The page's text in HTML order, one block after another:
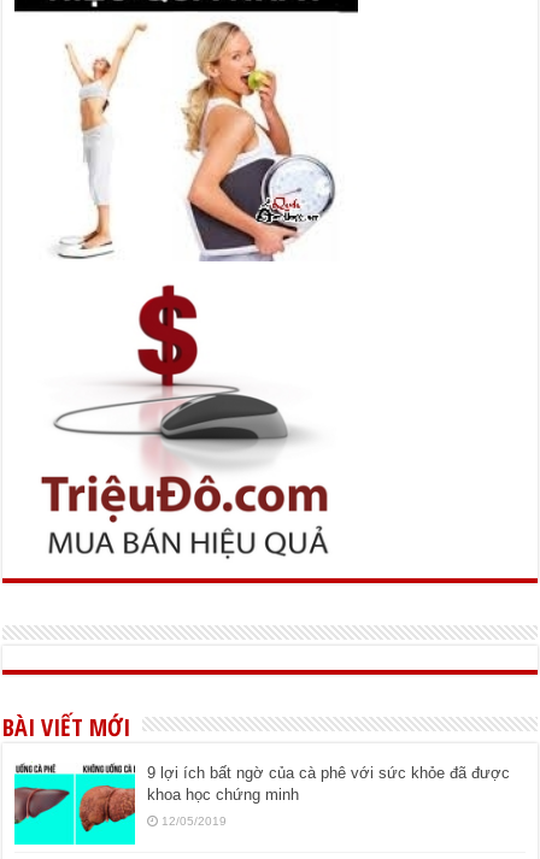
BÀI VIẾT MỚI
9 lợi ích bất ngờ của cà phê với sức khỏe đã được
khoa học chứng minh
12/05/2019